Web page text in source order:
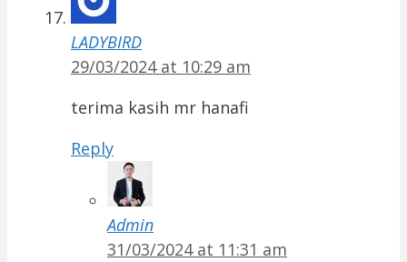
LADYBIRD
29/03/2024 at 10:29 am
terima kasih mr hanafi
Reply
Admin
31/03/2024 at 11:31 am